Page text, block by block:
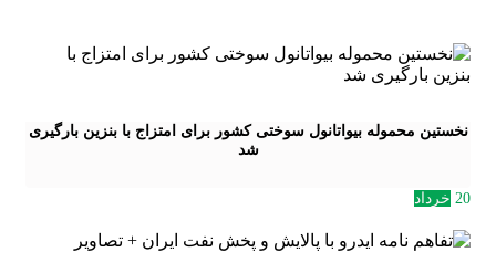
نخستین محموله بیواتانول سوختی کشور برای امتزاج با بنزین بارگیری
شد
20 خرداد